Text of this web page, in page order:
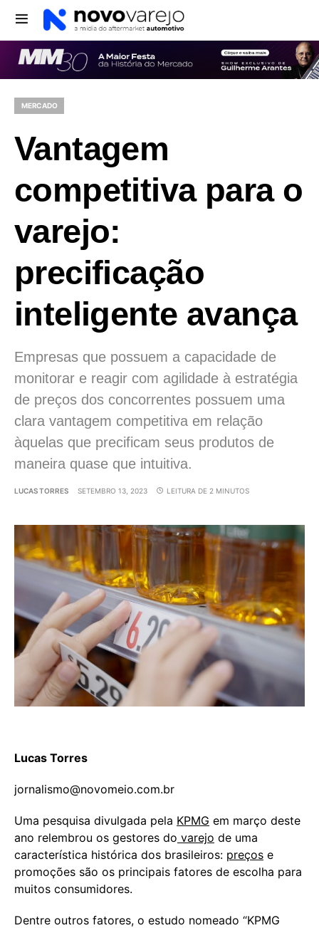
MERCADO
Vantagem
competitiva para o
varejo:
precificação
inteligente avança
Empresas que possuem a capacidade de
monitorar e reagir com agilidade à estratégia
de preços dos concorrentes possuem uma
clara vantagem competitiva em relação
àquelas que precificam seus produtos de
maneira quase que intuitiva.
LUCAS TORRES SETEMBRO 13, 2023 LEITURA DE 2 MINUTOS
Lucas Torres
jornalismo@novomeio.com.br
Uma pesquisa divulgada pela KPMG em março deste
ano relembrou os gestores do varejo de uma
característica histórica dos brasileiros: preços e
promoções são os principais fatores de escolha para
muitos consumidores.
Dentre outros fatores, o estudo nomeado “KPMG